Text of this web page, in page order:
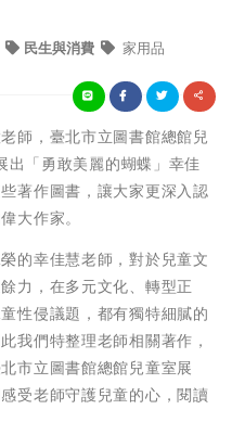
民生與消費 家用品
師，臺北市立圖書館總館兒
出「勇敢美麗的蝴蝶」幸佳
著作圖書，讓大家更深入認
大作家。
的幸佳慧老師，對於兒童文
力，在多元文化、轉型正
性侵議題，都有獨特細膩的
我們特整理老師相關著作，
市立圖書館總館兒童室展
受老師守護兒童的心，閱讀